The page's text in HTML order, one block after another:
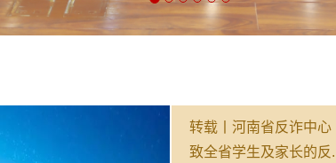
转载丨河南省反诈中心
致全省学生及家长的反...